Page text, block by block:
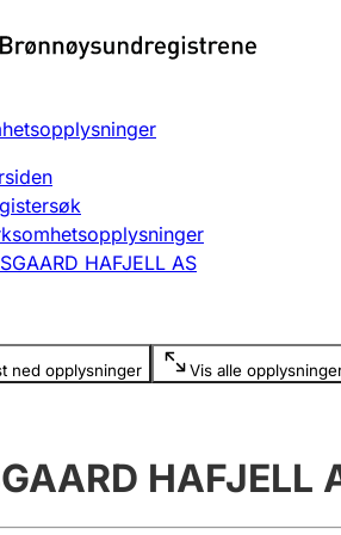
endre, slette
HAFJELL AS
ned opplysninger Vis alle
er skjult
HAFJELL